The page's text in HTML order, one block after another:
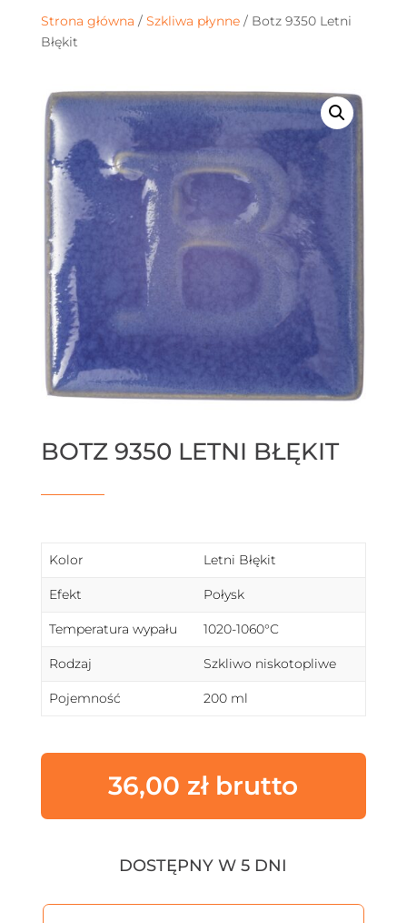
Strona główna / Szkliwa płynne/ Botz 9350 Letni
Błękit
BOTZ 9350 LETNI BŁĘKIT
Kolor Letni Błękit
Efekt Połysk
Temperatura wypału 1020-1060°C
Rodzaj Szkliwo niskotopliwe
Pojemność 200 ml
36,00 zł
DOSTĘPNY W 5 DNI